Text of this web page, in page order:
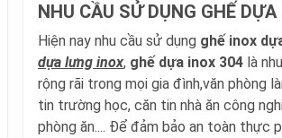
NHU CẦU SỬ DỤNG GHẾ DỰA
Hiện nay nhu cầu sử dụng ghế inox
dựa lưng inox, ghế dựa inox 304 là
rộng rãi trong mọi gia đình,văn phòng
tin trường học, căn tin nhà ăn công
phòng ăn.... Để đảm bảo an toàn thực